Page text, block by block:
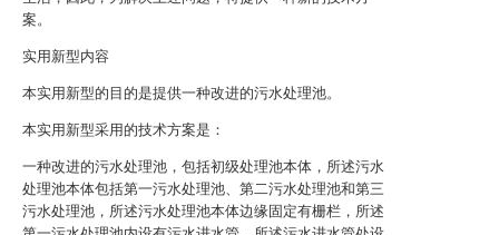
案。
实用新型内容
本实用新型的目的是提供一种改进的污水处理池。
本实用新型采用的技术方案是：
一种改进的污水处理池，包括初级处理池本体，所述污水
处理池本体包括第一污水处理池、第二污水处理池和第三
污水处理池，所述污水处理池本体边缘固定有栅栏，所述